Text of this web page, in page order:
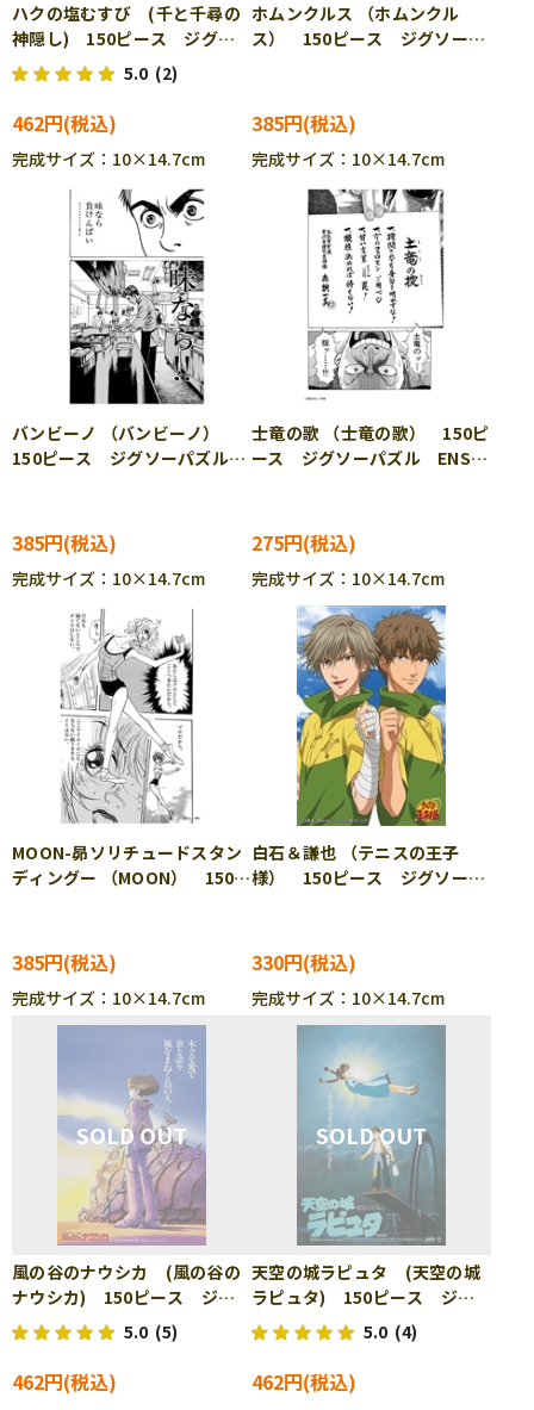
ハクの塩むすび (千と千尋の
神隠し) 150ピース ジグソ
ーパズル ENS-150-G15
5.0 (2)
462円
完成サイズ：10×14.7cm
ホムンクルス （ホムンクル
ス） 150ピース ジグソーパ
385円
完成サイズ：10×14.7cm
バンビーノ （バンビーノ）
150ピース ジグソーパズル
385円
完成サイズ：10×14.7cm
士竜の歌 （士竜の歌） 150ピ
ース ジグソーパズル ENS-
275円
完成サイズ：10×14.7cm
MOON-昴ソリチュードスタン
ディングー （MOON） 150ピ
385円
完成サイズ：10×14.7cm
白石＆謙也 （テニスの王子
様） 150ピース ジグソーパ
330円
完成サイズ：10×14.7cm
風の谷のナウシカ (風の谷の
ナウシカ) 150ピース ジグ
ソーパズル ENS-150-G25
5.0 (5)
462円
天空の城ラピュタ (天空の城
ラピュタ) 150ピース ジグ
ソーパズル ENS-150-G26
5.0 (4)
462円